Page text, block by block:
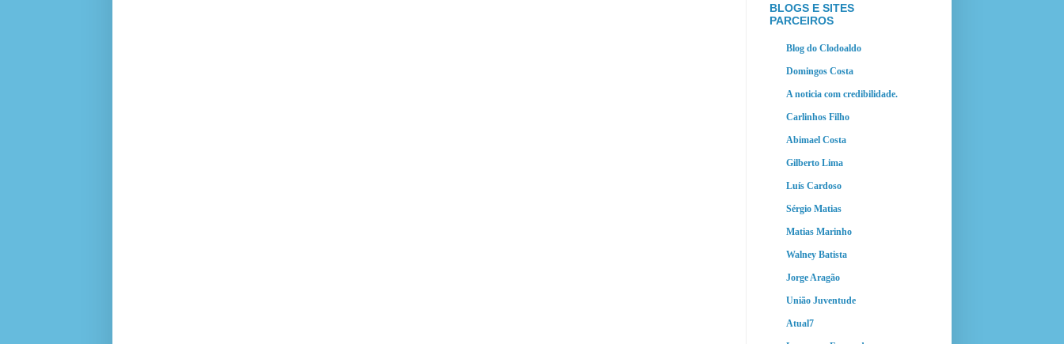
BLOGS E SITES
PARCEIROS
Blog do Clodoaldo
Domingos Costa
A noticia com credibilidade.
Carlinhos Filho
Abimael Costa
Gilberto Lima
Luís Cardoso
Sérgio Matias
Matias Marinho
Walney Batista
Jorge Aragão
União Juventude
Atual7